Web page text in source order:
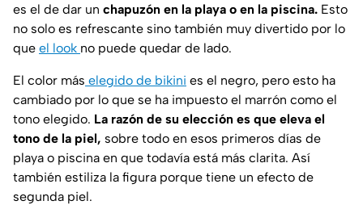
es el de dar un chapuzón en la playa o en la piscina. Esto
no solo es refrescante sino también muy divertido por lo
que el look no puede quedar de lado.
El color más elegido de bikini es el negro, pero esto ha
cambiado por lo que se ha impuesto el marrón como el
tono elegido. La razón de su elección es que eleva el
tono de la piel, sobre todo en esos primeros días de
playa o piscina en que todavía está más clarita. Así
también estiliza la figura porque tiene un efecto de
segunda piel.